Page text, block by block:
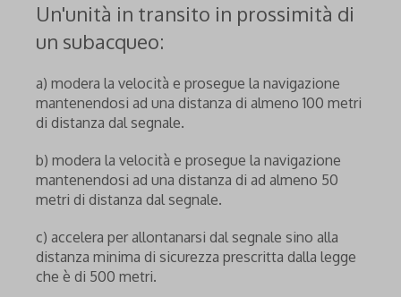
Un'unità in transito in prossimità di
un subacqueo:
a) modera la velocità e prosegue la navigazione
mantenendosi ad una distanza di almeno 100 metri
di distanza dal segnale.
b) modera la velocità e prosegue la navigazione
mantenendosi ad una distanza di ad almeno 50
metri di distanza dal segnale.
c) accelera per allontanarsi dal segnale sino alla
distanza minima di sicurezza prescritta dalla legge
che è di 500 metri.